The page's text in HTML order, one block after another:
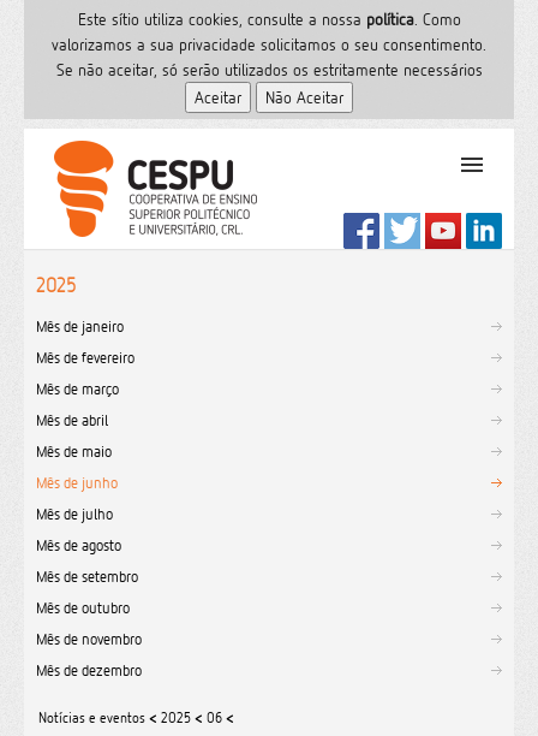
Este sítio utiliza cookies, consulte a nossa polí­tica. Como
valorizamos a sua privacidade solicitamos o seu consentimento.
Se não aceitar, só serão utilizados os estritamente necessários
PT
Início
Formação
CESPU
Sites do grupo
Utilizador
Contactos
2025
Mês de janeiro
Mês de fevereiro
Mês de março
Mês de abril
Mês de maio
Mês de junho
Mês de julho
Mês de agosto
Mês de setembro
Mês de outubro
Mês de novembro
Mês de dezembro
Notícias e eventos < 2025 < 06 <